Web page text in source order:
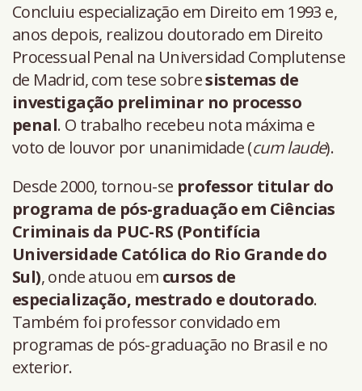
Concluiu especialização em Direito em 1993 e,
anos depois, realizou doutorado em Direito
Processual Penal na Universidad Complutense
de Madrid, com tese sobresistemas de
investigação preliminar no processo
penal. O trabalho recebeu nota máxima e
voto de louvor por unanimidade (cum laude).
Desde 2000, tornou-se professor titular do
programa de pós-graduação em Ciências
Criminais da PUC-RS (Pontifícia
Universidade Católica do Rio Grande do
Sul), onde atuou em cursos de
especialização, mestrado e doutorado.
Também foi professor convidado em
programas de pós-graduação no Brasil e no
exterior.